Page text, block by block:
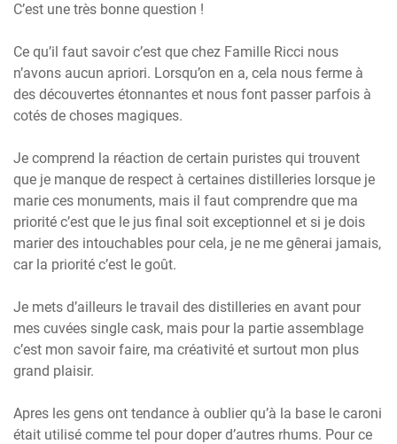
C’est une très bonne question !
Ce qu’il faut savoir c’est que chez Famille Ricci nous
n’avons aucun apriori. Lorsqu’on en a, cela nous ferme à
des découvertes étonnantes et nous font passer parfois à
cotés de choses magiques.
Je comprend la réaction de certain puristes qui trouvent
que je manque de respect à certaines distilleries lorsque je
marie ces monuments, mais il faut comprendre que ma
priorité c’est que le jus final soit exceptionnel et si je dois
marier des intouchables pour cela, je ne me gênerai jamais,
car la priorité c’est le goût.
Je mets d’ailleurs le travail des distilleries en avant pour
mes cuvées single cask, mais pour la partie assemblage
c’est mon savoir faire, ma créativité et surtout mon plus
grand plaisir.
Apres les gens ont tendance à oublier qu’à la base le caroni
était utilisé comme tel pour doper d’autres rhums. Pour ce